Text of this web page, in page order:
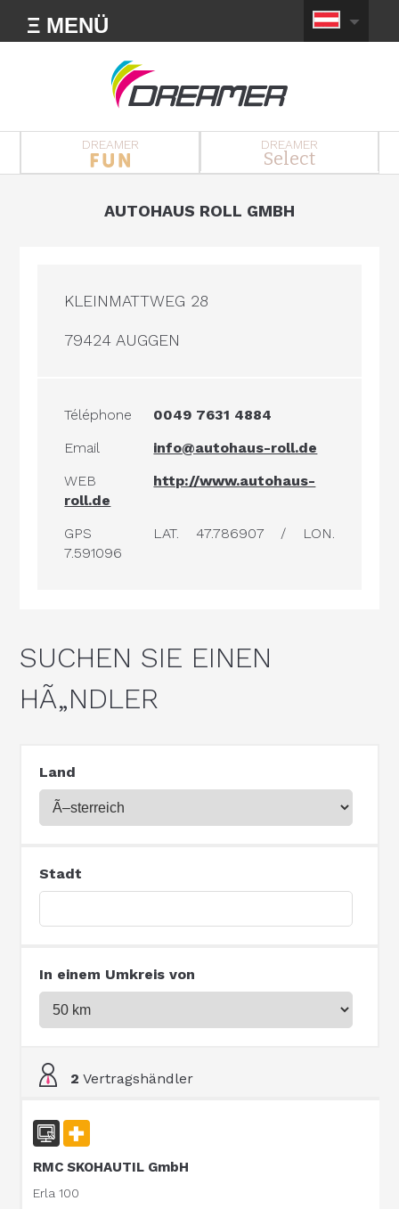
Ξ MENÜ
DREAMER DREAMER
Select
AUTOHAUS ROLL GMBH
KLEINMATTWEG 28
79424 AUGGEN
Téléphone
0049 7631 4884
Email
info@autohaus-roll.de
WEB
http://www.autohaus-
roll.de
GPS
LAT. 47.786907 / LON.
7.591096
SUCHEN SIE EINEN
HÃ„NDLER
Land
Stadt
In einem Umkreis von
2 Vertragshändler
RMC SKOHAUTIL GmbH
Erla 100